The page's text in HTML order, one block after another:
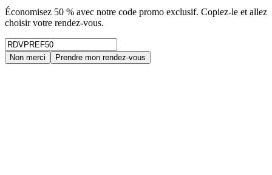
Économisez 50 % avec notre code promo exclusif. Copiez-le et allez
choisir votre rendez-vous.
Non merci Prendre mon rendez-vous